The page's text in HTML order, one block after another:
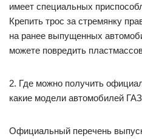
имеет специальных
Крепить трос за стремянку
на ранее выпущенных
можете повредить
2. Где можно получить
какие модели автомобилей
Официальный перечень